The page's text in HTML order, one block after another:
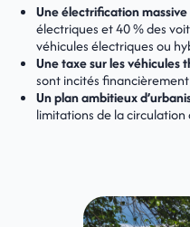
Une électrification
électriques et 40 % des
véhicules électriques ou
Une taxe sur les véhicules
sont incités financièrement
Un plan ambitieux
limitations de la